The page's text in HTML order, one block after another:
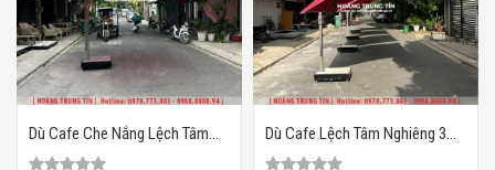
Dù Cafe Che Nắng Lệch Tâm
Vuông 4m HTT-01
Dù Cafe Lệch Tâm Nghiêng 3m
Theo Chiều Nắng HTT01